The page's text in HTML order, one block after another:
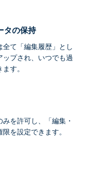
タの保持
全て「編集履歴」とし
プされ、いつでも過
す。
を許可し、「編集・
を設定できます。